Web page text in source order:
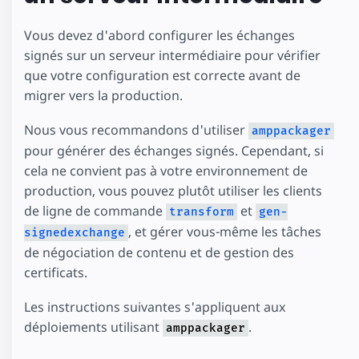
Vous devez d'abord configurer les échanges
signés sur un serveur intermédiaire pour vérifier
que votre configuration est correcte avant de
migrer vers la production.
Nous vous recommandons d'utiliser amppackager
pour générer des échanges signés. Cependant, si
cela ne convient pas à votre environnement de
production, vous pouvez plutôt utiliser les clients
de ligne de commande transform et gen-
signedexchange , et gérer vous-même les tâches
de négociation de contenu et de gestion des
certificats.
Les instructions suivantes s'appliquent aux
déploiements utilisant amppackager .